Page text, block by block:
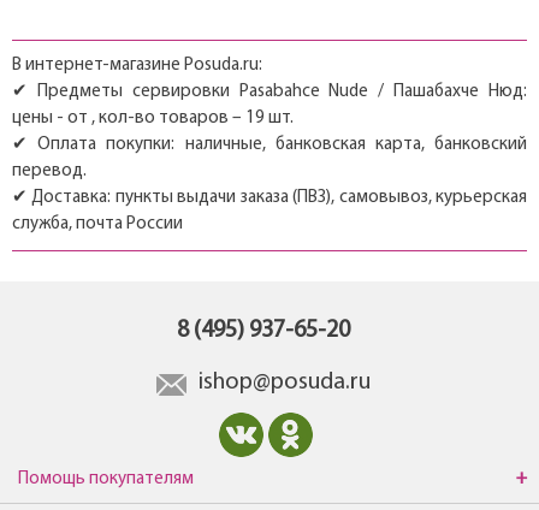
В интернет-магазине Posuda.ru:
✔ Предметы сервировки Pasabahce Nude / Пашабахче Нюд:
цены - от , кол-во товаров – 19 шт.
✔ Оплата покупки: наличные, банковская карта, банковский
перевод.
✔ Доставка: пункты выдачи заказа (ПВЗ), самовывоз, курьерская
служба, почта России
8 (495) 937-65-20
ishop@posuda.ru
Помощь покупателям